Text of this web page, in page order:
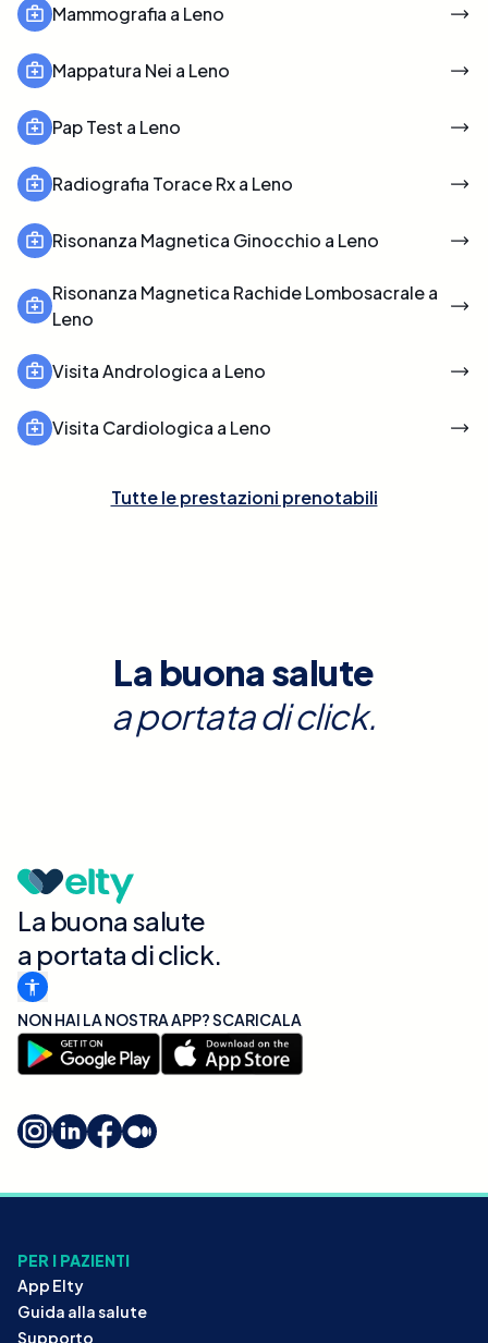
Mammografia a Leno
Mappatura Nei a Leno
Pap Test a Leno
Radiografia Torace Rx a Leno
Risonanza Magnetica Ginocchio a Leno
Risonanza Magnetica Rachide Lombosacrale a
Leno
Visita Andrologica a Leno
Visita Cardiologica a Leno
Tutte le prestazioni prenotabili
La buona salute
a portata di click.
La buona salute
a portata di click.
NON HAI LA NOSTRA APP? SCARICALA
PER I PAZIENTI
App Elty
Guida alla salute
Supporto